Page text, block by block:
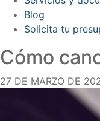
Blog
Solicita tu
Cómo
27 DE MARZO DE